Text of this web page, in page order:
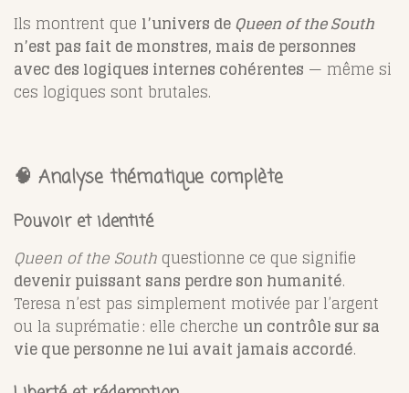
Ils montrent que l’univers deQueen of the South
n’est pas fait de monstres, mais de personnes
avec des logiques internes cohérentes — même si
ces logiques sont brutales.
🧠 Analyse thématique complète
Pouvoir et identité
Queen of the South questionne ce que signifie
devenir puissant sans perdre son humanité.
Teresa n’est pas simplement motivée par l’argent
ou la suprématie : elle cherche un contrôle sur sa
vie que personne ne lui avait jamais accordé.